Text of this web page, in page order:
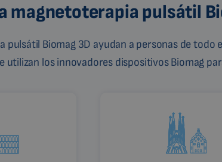
magnetoterapia pulsátil
pulsátil Biomag 3D ayudan a personas de todo
los innovadores dispositivos Biomag